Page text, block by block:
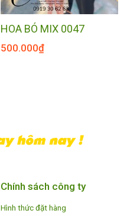
HOA BÓ MIX 0047
500.000₫
Chính sách công ty
Hình thức đặt hàng